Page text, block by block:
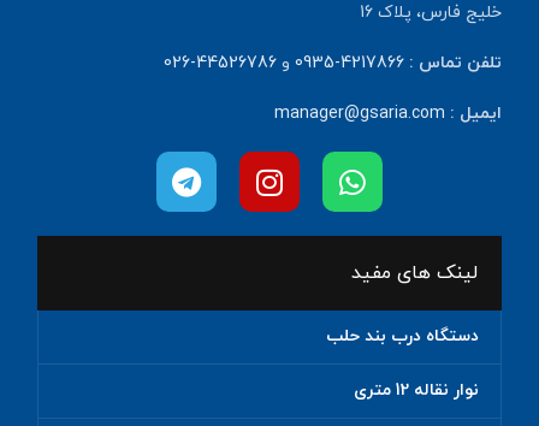
خلیج فارس، پلاک 16
تلفن تماس : 4217866-0935 و 44526786-026
ایمیل : manager@gsaria.com
لینک های مفید
دستگاه درب بند حلب
نوار نقاله 12 متری